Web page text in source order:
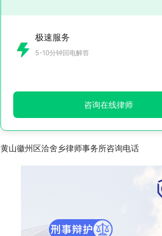
极速服务
5-10分钟回电解答
咨询在线律师
黄山徽州区洽舍乡律师事务所咨询电话